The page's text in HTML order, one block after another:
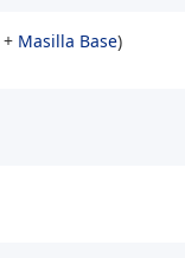
+ Masilla Base)